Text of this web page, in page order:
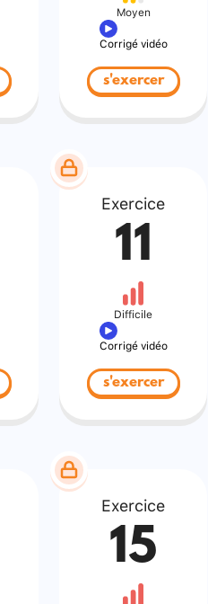
Moyen
Corrigé vidéo
s'exercer
Exercice
11
Difficile
Corrigé vidéo
s'exercer
Exercice
15